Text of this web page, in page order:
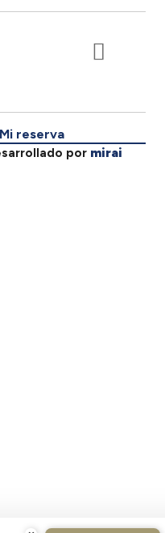
Mi reserva
por mirai